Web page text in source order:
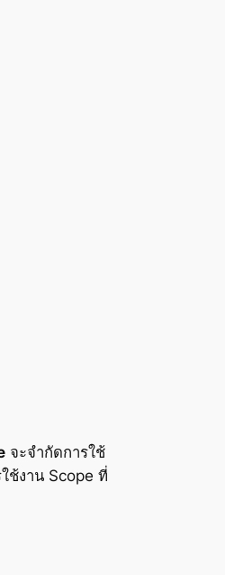
จะจำกัดการใช้
ช้งาน Scope ที่